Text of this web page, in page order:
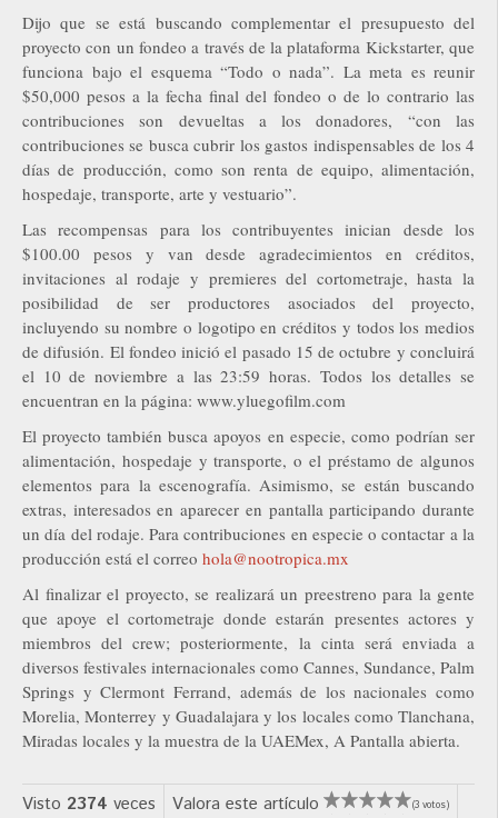
Dijo que se está buscando complementar el presupuesto del
proyecto con un fondeo a través de la plataforma Kickstarter, que
funciona bajo el esquema “Todo o nada”. La meta es reunir
$50,000 pesos a la fecha final del fondeo o de lo contrario las
contribuciones son devueltas a los donadores, “con las
contribuciones se busca cubrir los gastos indispensables de los 4
días de producción, como son renta de equipo, alimentación,
hospedaje, transporte, arte y vestuario”.
Las recompensas para los contribuyentes inician desde los
$100.00 pesos y van desde agradecimientos en créditos,
invitaciones al rodaje y premieres del cortometraje, hasta la
posibilidad de ser productores asociados del proyecto,
incluyendo su nombre o logotipo en créditos y todos los medios
de difusión. El fondeo inició el pasado 15 de octubre y concluirá
el 10 de noviembre a las 23:59 horas. Todos los detalles se
encuentran en la página: www.yluegofilm.com
El proyecto también busca apoyos en especie, como podrían ser
alimentación, hospedaje y transporte, o el préstamo de algunos
elementos para la escenografía. Asimismo, se están buscando
extras, interesados en aparecer en pantalla participando durante
un día del rodaje. Para contribuciones en especie o contactar a la
producción está el correo hola@nootropica.mx
Al finalizar el proyecto, se realizará un preestreno para la gente
que apoye el cortometraje donde estarán presentes actores y
miembros del crew; posteriormente, la cinta será enviada a
diversos festivales internacionales como Cannes, Sundance, Palm
Springs y Clermont Ferrand, además de los nacionales como
Morelia, Monterrey y Guadalajara y los locales como Tlanchana,
Miradas locales y la muestra de la UAEMex, A Pantalla abierta.
Visto 2374 veces Valora este artículo (3 votos)